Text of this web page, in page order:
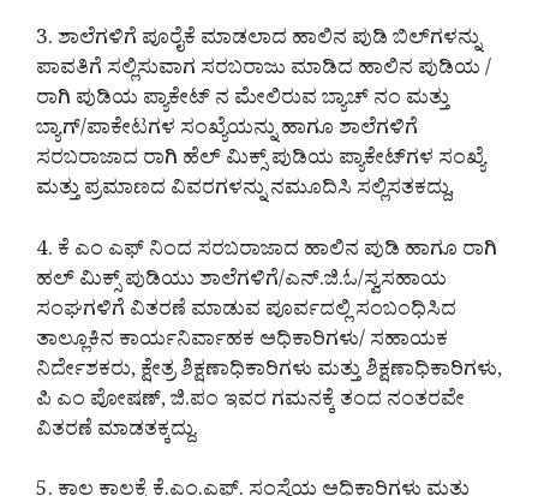
3. ಶಾಲೆಗಳಿಗೆ ಪೂರೈಕೆ ಮಾಡಲಾದ ಹಾಲಿನ ಪುಡಿ ಬಿಲ್‌ಗಳನ್ನು
ಪಾವತಿಗೆ ಸಲ್ಲಿಸುವಾಗ ಸರಬರಾಜು ಮಾಡಿದ ಹಾಲಿನ ಪುಡಿಯ /
ರಾಗಿ ಪುಡಿಯ ಪ್ಯಾಕೇಟ್ ನ ಮೇಲಿರುವ ಬ್ಯಾಚ್ ನಂ ಮತ್ತು
ಬ್ಯಾಗ್/ಪಾಕೇಟಗಳ ಸಂಖ್ಯೆಯನ್ನು ಹಾಗೂ ಶಾಲೆಗಳಿಗೆ
ಸರಬರಾಜಾದ ರಾಗಿ ಹೆಲ್ ಮಿಕ್ಸ್ ಪುಡಿಯ ಪ್ಯಾಕೇಟ್‌ಗಳ ಸಂಖ್ಯೆ
ಮತ್ತು ಪ್ರಮಾಣದ ವಿವರಗಳನ್ನು ನಮೂದಿಸಿ ಸಲ್ಲಿಸತಕದ್ದು,
4. ಕೆ ಎಂ ಎಫ್ ನಿಂದ ಸರಬರಾಜಾದ ಹಾಲಿನ ಪುಡಿ ಹಾಗೂ ರಾಗಿ
ಹಲ್ ಮಿಕ್ಸ್ ಪುಡಿಯು ಶಾಲೆಗಳಿಗೆ/ಎನ್.ಜಿ.ಓ/ಸ್ವಸಹಾಯ
ಸಂಘಗಳಿಗೆ ವಿತರಣೆ ಮಾಡುವ ಪೂರ್ವದಲ್ಲಿ ಸಂಬಂಧಿಸಿದ
ತಾಲ್ಲೂಕಿನ ಕಾರ್ಯನಿರ್ವಾಹಕ ಅಧಿಕಾರಿಗಳು/ ಸಹಾಯಕ
ನಿರ್ದೇಶಕರು, ಕ್ಷೇತ್ರ ಶಿಕ್ಷಣಾಧಿಕಾರಿಗಳು ಮತ್ತು ಶಿಕ್ಷಣಾಧಿಕಾರಿಗಳು,
ಪಿ ಎಂ ಪೋಷಣ್, ಜಿ.ಪಂ ಇವರ ಗಮನಕ್ಕೆ ತಂದ ನಂತರವೇ
ವಿತರಣೆ ಮಾಡತಕ್ಕದ್ದು.